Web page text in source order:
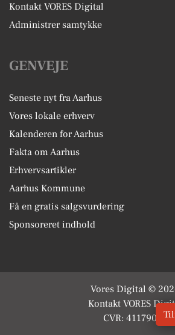
Kontakt VORES Digital
Administrer samtykke
GENVEJE
Seneste nyt fra Aarhus
Vores lokale erhverv
Kalenderen for Aarhus
Fakta om Aarhus
Erhvervsartikler
Aarhus Kommune
Få en gratis salgsvurdering
Sponsoreret indhold
Vores Digital ©
Kontakt VORES
CVR: 41179082